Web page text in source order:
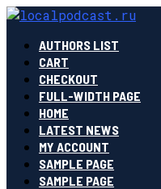
AUTHORS LIST
CART
CHECKOUT
FULL-WIDTH PAGE
HOME
LATEST NEWS
MY ACCOUNT
SAMPLE PAGE
SAMPLE PAGE